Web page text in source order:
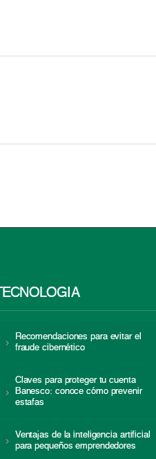
TECNOLOGÍA
Recomendaciones para evitar el
fraude cibernético
Claves para proteger tu cuenta
Banesco: conoce cómo prevenir
estafas
Ventajas de la inteligencia artificial
para pequeños emprendedores